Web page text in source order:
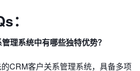
：
理系统中有哪些独特优势？
CRM客户关系管理系统，具备多项